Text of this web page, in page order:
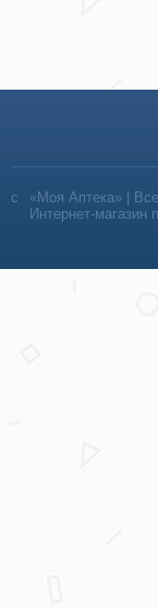
«Моя Аптека» |
Интернет-магазин